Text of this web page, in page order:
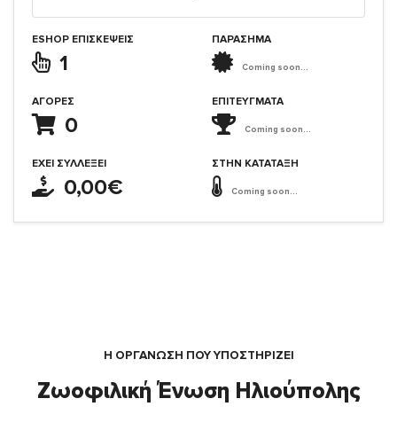
ESHOP ΕΠΙΣΚΈΨΕΙΣ
1
ΑΓΟΡΈΣ
0
ΈΧΕΙ ΣΥΛΛΈΞΕΙ
0,00€
ΠΑΡΑΣΗΜΑ
Coming soon...
ΕΠΙΤΕΎΓΜΑΤΑ
Coming soon...
ΣΤΗΝ ΚΑΤΆΤΑΞΗ
Coming soon...
Η ΟΡΓΆΝΩΣΗ ΠΟΥ ΥΠΟΣΤΗΡΙΖΕΙ
Ζωοφιλική Ένωση Ηλιούπολης